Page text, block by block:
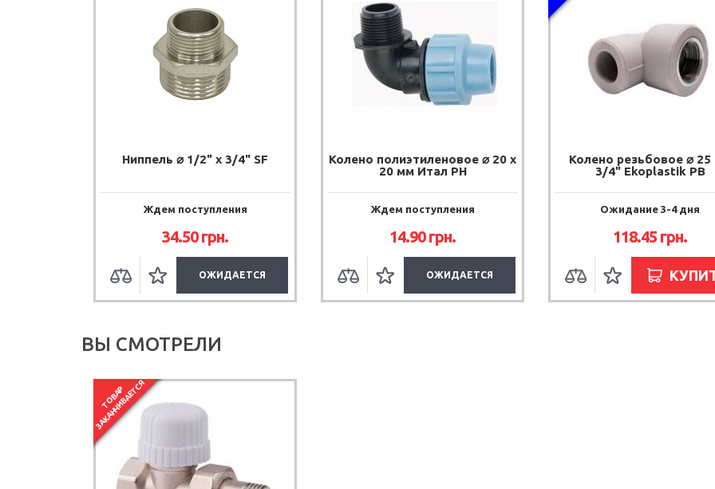
Ниппель ⌀ 1/2" x 3/4" SF
Ждем поступления
34.50грн.
ОЖИДАЕТСЯ
Колено полиэтиленовое ⌀ 20 x
20 мм Итал РН
Ждем поступления
14.90грн.
ОЖИДАЕТСЯ
Колено резьбовое ⌀
3/4" Ekoplastik РВ
Ожидание 3-4 дня
118.45 грн.
ВЫ СМОТРЕЛИ
ТОВАР
ЗАКАНЧИВАЕТСЯ